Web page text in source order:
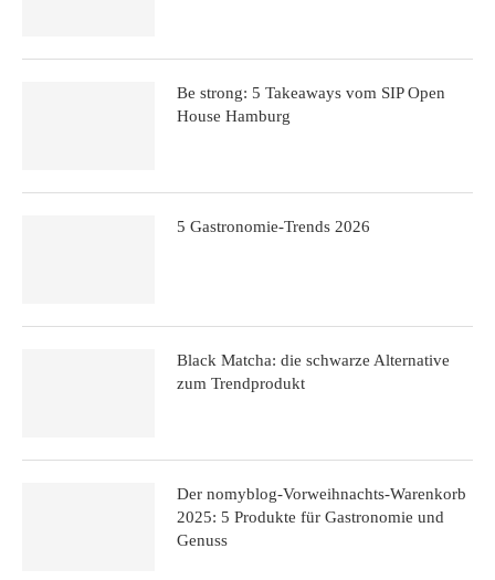
Be strong: 5 Takeaways vom SIP Open
House Hamburg
5 Gastronomie-Trends 2026
Black Matcha: die schwarze Alternative
zum Trendprodukt
Der nomyblog-Vorweihnachts-Warenkorb
2025: 5 Produkte für Gastronomie und
Genuss